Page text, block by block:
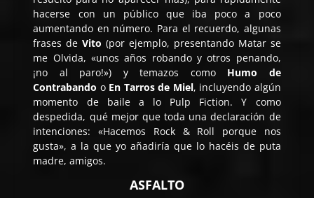
hacerse con un público que iba poco a poco
aumentando en número. Para el recuerdo, algunas
frases deVito (por ejemplo, presentando Matar se
me Olvida, «unos años robando y otros penando,
¡no al paro!») y temazos como Humo de
Contrabando o En Tarros de Miel, incluyendo algún
momento de baile a lo Pulp Fiction. Y como
despedida, qué mejor que toda una declaración de
intenciones: «Hacemos Rock & Roll porque nos
gusta», a la que yo añadiría que lo hacéis de puta
madre, amigos.
ASFALTO